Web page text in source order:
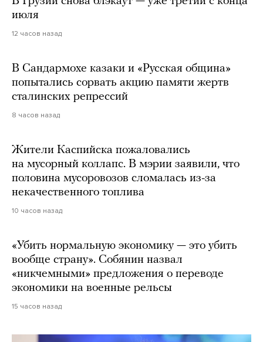
июля
12 часов назад
В Сандармохе казаки и «Русская община»
попытались сорвать акцию памяти жертв
сталинских репрессий
8 часов назад
Жители Каспийска пожаловались
на мусорный коллапс. В мэрии заявили, что
половина мусоровозов сломалась из-за
некачественного топлива
10 часов назад
«Убить нормальную экономику — это убить
вообще страну». Собянин назвал
«никчемными» предложения о переводе
экономики на военные рельсы
15 часов назад